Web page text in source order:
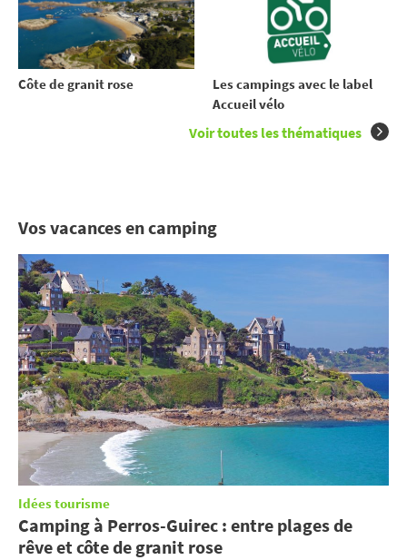
Côte de granit rose
Les campings avec le label
Accueil vélo
Voir toutes les thématiques
Vos vacances en camping
Idées tourisme
Camping à Perros-Guirec : entre plages de
rêve et côte de granit rose